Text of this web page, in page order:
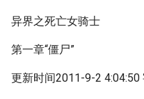
异界之死亡女骑士
第一章“僵尸”
更新时间2011-9-2 4:04:50